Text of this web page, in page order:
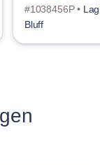
#1038456P •
Bluff